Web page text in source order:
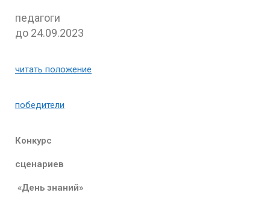
педагоги
до 24.09.2023
читать положение
победители
Конкурс
сценариев
«День знаний»